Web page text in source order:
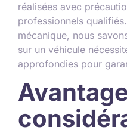
réalisées avec
professionnels
mécanique, nous
sur un véhicule
approfondies pour